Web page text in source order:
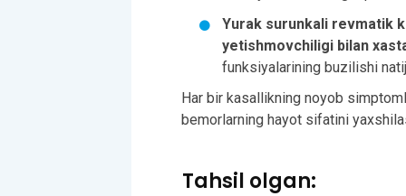
Yurak surunkali revmatik
yetishmovchiligi bilan
funksiyalarining buzilishi
Har bir kasallikning noyob
bemorlarning hayot sifatini
Tahsil olgan: